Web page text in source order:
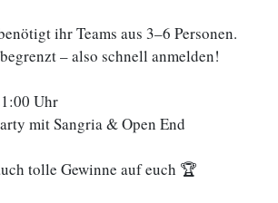
ihr Teams aus 3–6 Personen.
– also schnell anmelden!
Uhr
mit Sangria & Open End
tolle Gewinne auf euch 🏆